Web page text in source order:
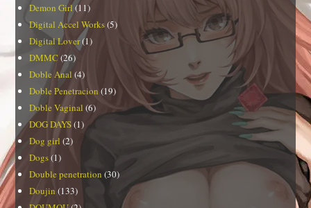
Demon Girl (11)
Digital Accel Works(5)
Digital Lover(1)
DMMC (26)
Doble Anal (4)
Doble Penetracion (19)
Doble Vaginal (6)
DOG DAYS(1)
Dog girl (2)
Dogs(1)
Double penetration (30)
Doujin (133)